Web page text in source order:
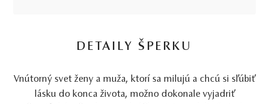
DETAILY ŠPERKU
Vnútorný svet ženy a muža, ktorí sa milujú a chcú si sľúbiť
lásku do konca života, možno dokonale vyjadriť